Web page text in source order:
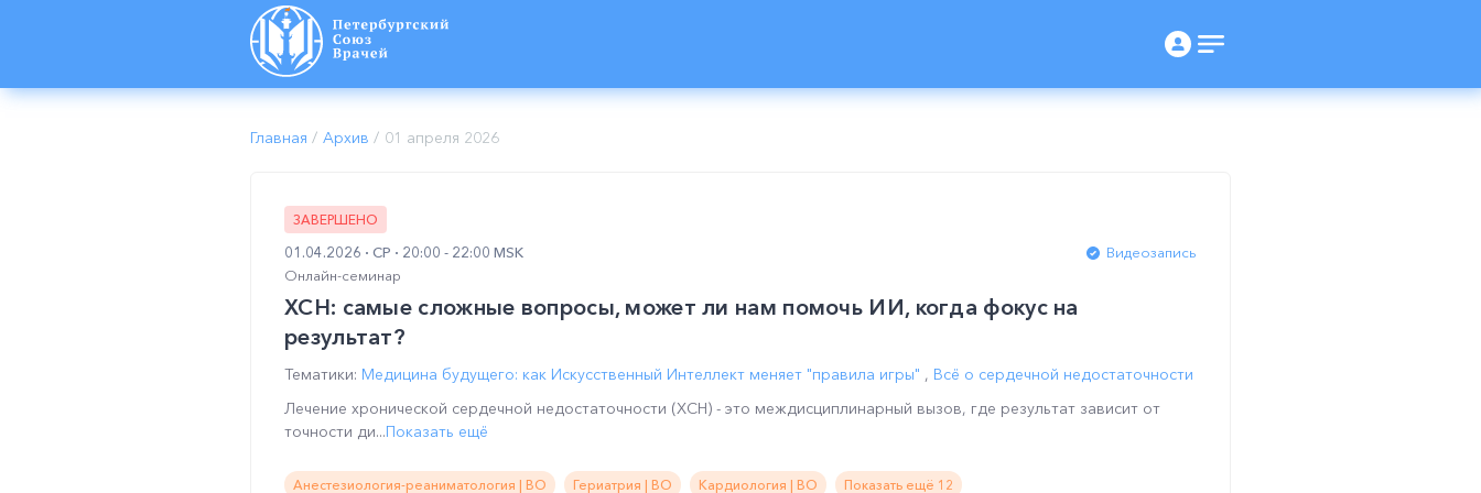
Главная / Архив / 01 апреля 2026
ЗАВЕРШЕНО
01.04.2026 СР 20:00 - 22:00 MSK
Видеозапись
Онлайн-семинар
ХСН: самые сложные вопросы, может ли нам помочь ИИ, когда фокус на
результат?
Тематики: Медицина будущего: как Искусственный Интеллект меняет "правила игры" , Всё о сердечной недостаточности
Лечение хронической сердечной недостаточности (ХСН) - это междисциплинарный вызов, где результат зависит от
точности ди...Показать ещё
Анестезиология-реаниматология | ВО Гериатрия | ВО Кардиология | ВО Показать ещё 12